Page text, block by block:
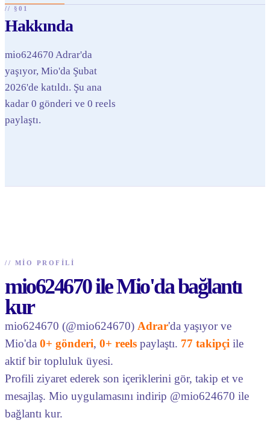
// §01
Hakkında
mio624670 Adrar'da
yaşıyor, Mio'da Şubat
2026'de katıldı. Şu ana
kadar 0 gönderi ve 0 reels
paylaştı.
// MIO PROFILI
mio624670 ile Mio'da bağlantı
kur
mio624670 (@mio624670) Adrar'da yaşıyor ve
Mio'da 0+ gönderi, 0+ reels paylaştı. 77 takipçi ile
aktif bir topluluk üyesi.
Profili ziyaret ederek son içeriklerini gör, takip et ve
mesajlaş. Mio uygulamasını indirip @mio624670 ile
bağlantı kur.